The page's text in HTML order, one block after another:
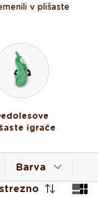
v plišaste
igrače
Barva